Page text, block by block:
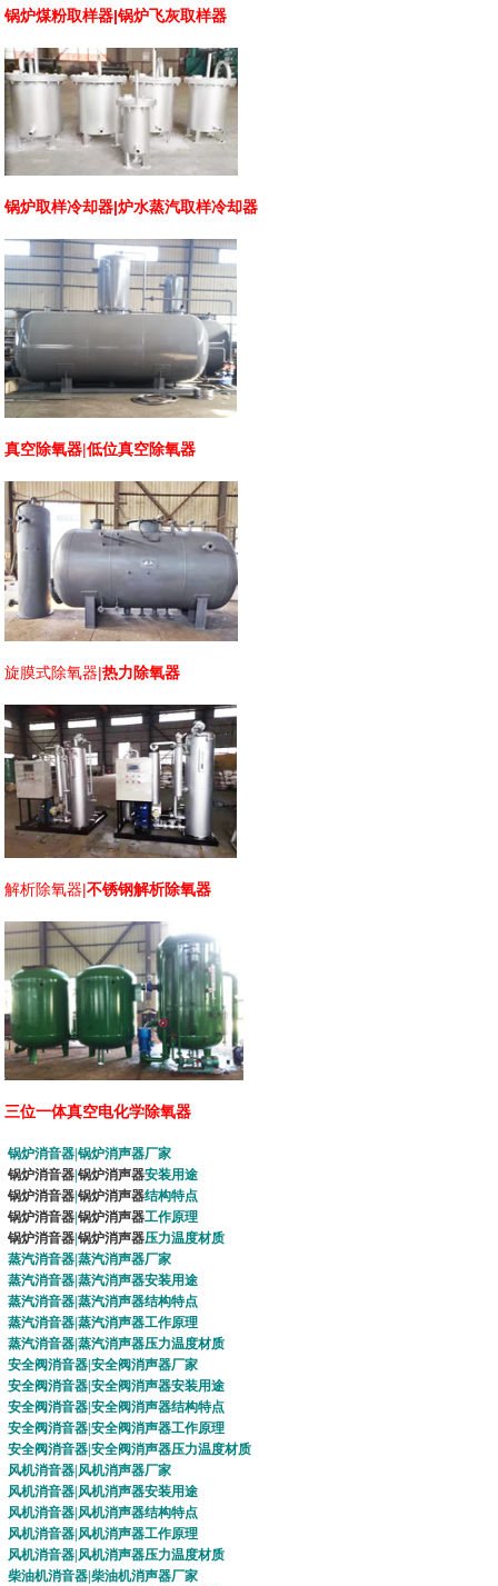
锅炉煤粉取样器|锅炉飞灰取样器
锅炉取样冷却器|炉水蒸汽取样冷却器
真空除氧器|低位真空除氧器
旋膜式除氧器|热力除氧器
解析除氧器|不锈钢解析除氧器
三位一体真空电化学除氧器
锅炉消音器 锅炉消声器厂家
锅炉消音器 锅炉消声器安装用途
锅炉消音器 锅炉消声器结构特点
锅炉消音器 锅炉消声器工作原理
锅炉消音器 锅炉消声器压力温度材质
蒸汽消音器 蒸汽消声器厂家
蒸汽消音器 蒸汽消声器安装用途
蒸汽消音器 蒸汽消声器结构特点
蒸汽消音器 蒸汽消声器工作原理
蒸汽消音器 蒸汽消声器压力温度材质
安全阀消音器 安全阀消声器厂家
安全阀消音器 安全阀消声器安装用途
安全阀消音器 安全阀消声器结构特点
安全阀消音器 安全阀消声器工作原理
安全阀消音器 安全阀消声器压力温度材质
风机消音器 风机消声器厂家
风机消音器 风机消声器安装用途
风机消音器 风机消声器结构特点
风机消音器 风机消声器工作原理
风机消音器 风机消声器压力温度材质
柴油机消音器 柴油机消声器厂家